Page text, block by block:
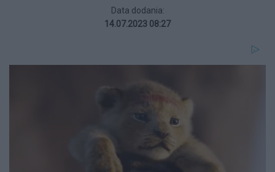
Data dodania:
14.07.2023 08:27